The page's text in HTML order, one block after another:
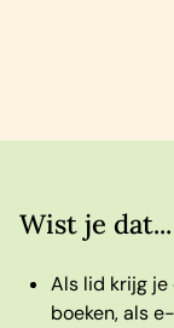
Wist je dat...
Als lid krijg
boeken, als